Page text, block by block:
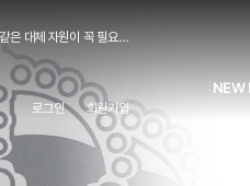
대체 자원이 꼭 필요하고
블 한 번 하길 바라는건데
다고 뻐기면 결국 로드리는 FA로 나오겠죠
나요.
60M 또는 옵션 잔뜩 붙여서 70M까지가 맥시멈일거라 보고
챔스가 문젠데
알 선수도 없는 상황이면… 와
년은 레알은 쩌리되는겁니다
NEW
로그인 회원가입